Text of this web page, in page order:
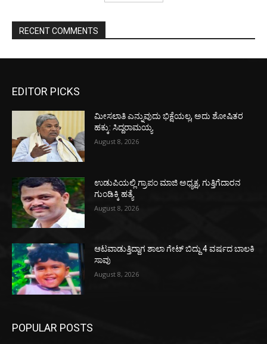
RECENT COMMENTS
EDITOR PICKS
ಮೀಸಲಾತಿ ಎನ್ನುವುದು ಭಿಕ್ಷೆಯಲ್ಲ, ಅದು ಶೋಷಿತರ
ಹಕ್ಕು: ಸಿದ್ದರಾಮಯ್ಯ
August 8, 2026
ಉಡುಪಿಯಲ್ಲಿ ಗ್ರಾಪಂ ಮಾಜಿ ಅಧ್ಯಕ್ಷ, ಗುತ್ತಿಗೆದಾರನ
ಗುಂಡಿಕ್ಕಿ ಹತ್ಯೆ
August 8, 2026
ಆಟವಾಡುತ್ತಿದ್ದಾಗ ಶಾಲಾ ಗೇಟ್‌ ಬಿದ್ದು 4 ವರ್ಷದ ಬಾಲಕಿ
ಸಾವು
August 8, 2026
POPULAR POSTS